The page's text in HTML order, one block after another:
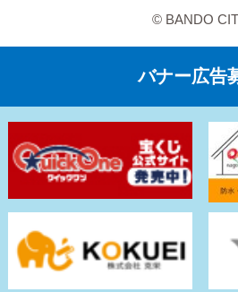
© BANDO
バナー広告